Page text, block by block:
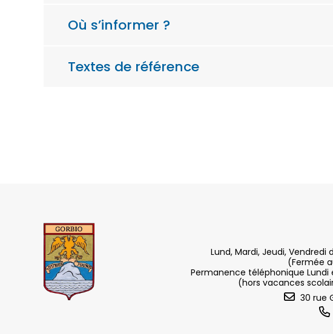
Où s’informer ?
Textes de référence
Lund, Mardi, Jeudi, Vendredi
(Fermée
Permanence téléphonique Lundi
(hors vacances
30 rue